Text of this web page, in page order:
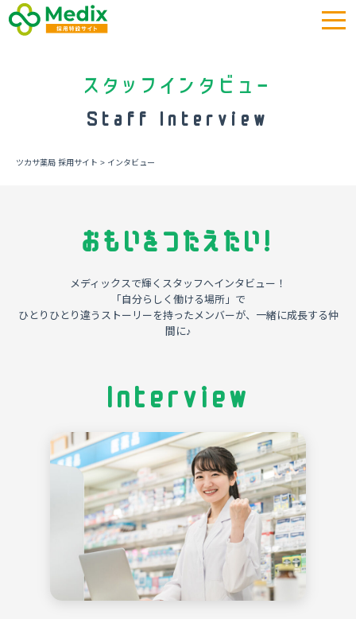
スタッフインタビュー
Staff Interview
ツカサ薬局 採用サイト > インタビュー
おもいをつたえたい!
メディックスで輝くスタッフへインタビュー！
「自分らしく働ける場所」で
ひとりひとり違うストーリーを持ったメンバーが、一緒に成長する仲
間に♪
Interview